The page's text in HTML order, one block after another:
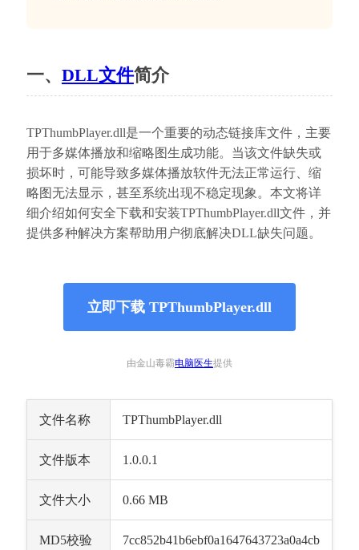
一、 DLL文件简介
TPThumbPlayer.dll是一个重要的动态链接库文件，主要
用于多媒体播放和缩略图生成功能。当该文件缺失或
损坏时，可能导致多媒体播放软件无法正常运行、缩
略图无法显示，甚至系统出现不稳定现象。本文将详
细介绍如何安全下载和安装TPThumbPlayer.dll文件，并
提供多种解决方案帮助用户彻底解决DLL缺失问题。
立即下载 TPThumbPlayer.dll
由金山毒霸电脑医生提供
文件名称 TPThumbPlayer.dll
文件版本 1.0.0.1
文件大小 0.66 MB
MD5校验
7cc852b41b6ebf0a1647643723a0a4cb